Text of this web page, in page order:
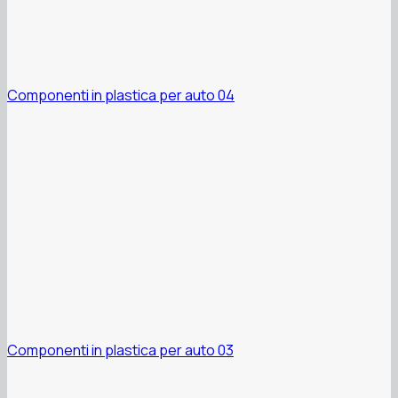
Componenti in plastica per auto 04
Componenti in plastica per auto 03